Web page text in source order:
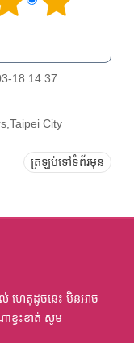
18 14:37
City
ត្រឡប់ទៅទំព័រមុន
ល់ ហេតុដូចនេះ មិនអាច
ាខ្វះខាត់ សូម